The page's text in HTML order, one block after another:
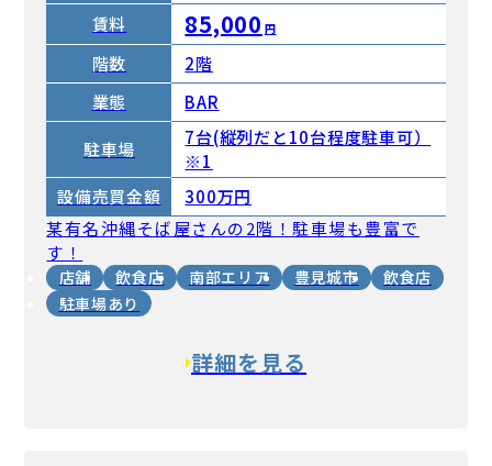
詳細を見る
賃料
85,000 円
階数
2階
業態
BAR
駐車場
7台(縦列だと10台程度駐車可）
※1
設備売買金額
300万円
某有名沖縄そば屋さんの2階！駐車場も豊富で
す！
店舗 飲食店 南部エリア 豊見城市
飲食店
駐車場あり